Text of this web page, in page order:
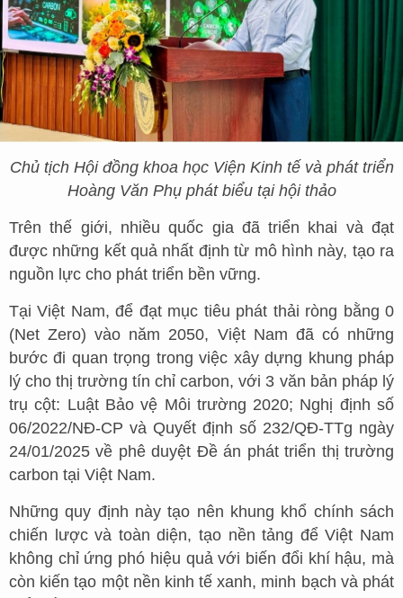
Chủ tịch Hội đồng khoa học Viện Kinh tế và phát triển
Hoàng Văn Phụ phát biểu tại hội thảo
Trên thế giới, nhiều quốc gia đã triển khai và đạt
được những kết quả nhất định từ mô hình này, tạo ra
nguồn lực cho phát triển bền vững.
Tại Việt Nam, để đạt mục tiêu phát thải ròng bằng 0
(Net Zero) vào năm 2050, Việt Nam đã có những
bước đi quan trọng trong việc xây dựng khung pháp
lý cho thị trường tín chỉ carbon, với 3 văn bản pháp lý
trụ cột: Luật Bảo vệ Môi trường 2020; Nghị định số
06/2022/NĐ-CP và Quyết định số 232/QĐ-TTg ngày
24/01/2025 về phê duyệt Đề án phát triển thị trường
carbon tại Việt Nam.
Những quy định này tạo nên khung khổ chính sách
chiến lược và toàn diện, tạo nền tảng để Việt Nam
không chỉ ứng phó hiệu quả với biến đổi khí hậu, mà
còn kiến tạo một nền kinh tế xanh, minh bạch và phát